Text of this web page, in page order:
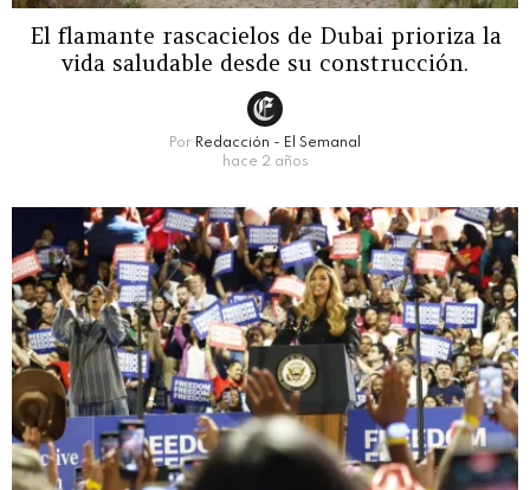
El flamante rascacielos de Dubai prioriza la
vida saludable desde su construcción.
Por Redacción - El Semanal
hace 2 años